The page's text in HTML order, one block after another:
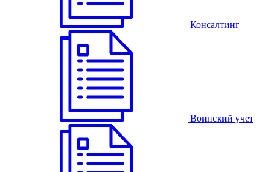
Консалтинг
Воинский учет